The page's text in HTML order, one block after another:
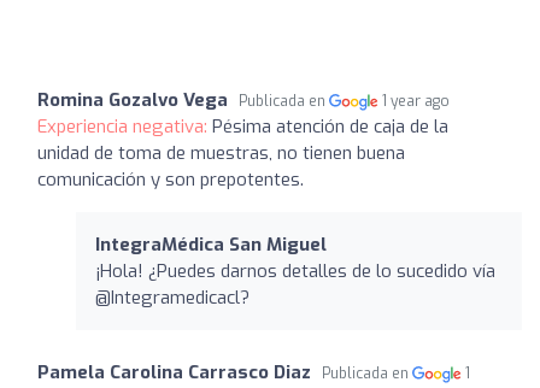
Romina Gozalvo Vega Publicada en 1 year ago
Experiencia negativa: Pésima atención de caja de la
unidad de toma de muestras, no tienen buena
comunicación y son prepotentes.
IntegraMédica San Miguel
¡Hola! ¿Puedes darnos detalles de lo sucedido vía
@Integramedicacl?
Pamela Carolina Carrasco Diaz Publicada en
1